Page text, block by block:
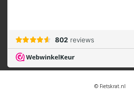
© Fietskrat.nl